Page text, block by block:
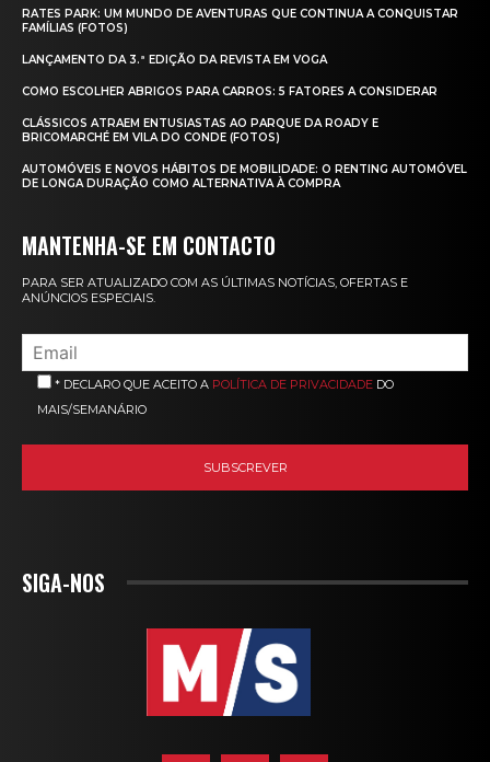
RATES PARK: UM MUNDO DE AVENTURAS QUE CONTINUA A CONQUISTAR
FAMÍLIAS (FOTOS)
LANÇAMENTO DA 3.ª EDIÇÃO DA REVISTA EM VOGA
COMO ESCOLHER ABRIGOS PARA CARROS: 5 FATORES A CONSIDERAR
CLÁSSICOS ATRAEM ENTUSIASTAS AO PARQUE DA ROADY E
BRICOMARCHÉ EM VILA DO CONDE (FOTOS)
AUTOMÓVEIS E NOVOS HÁBITOS DE MOBILIDADE: O RENTING AUTOMÓVEL
DE LONGA DURAÇÃO COMO ALTERNATIVA À COMPRA
MANTENHA-SE EM CONTACTO
PARA SER ATUALIZADO COM AS ÚLTIMAS NOTÍCIAS, OFERTAS E
ANÚNCIOS ESPECIAIS.
* DECLARO QUE ACEITO A POLÍTICA DE PRIVACIDADE DO
MAIS/SEMANÁRIO
SIGA-NOS